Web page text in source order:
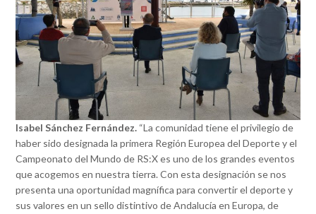
Isabel Sánchez Fernández. “La comunidad tiene el privilegio de
haber sido designada la primera Región Europea del Deporte y el
Campeonato del Mundo de RS:X es uno de los grandes eventos
que acogemos en nuestra tierra. Con esta designación se nos
presenta una oportunidad magnífica para convertir el deporte y
sus valores en un sello distintivo de Andalucía en Europa, de